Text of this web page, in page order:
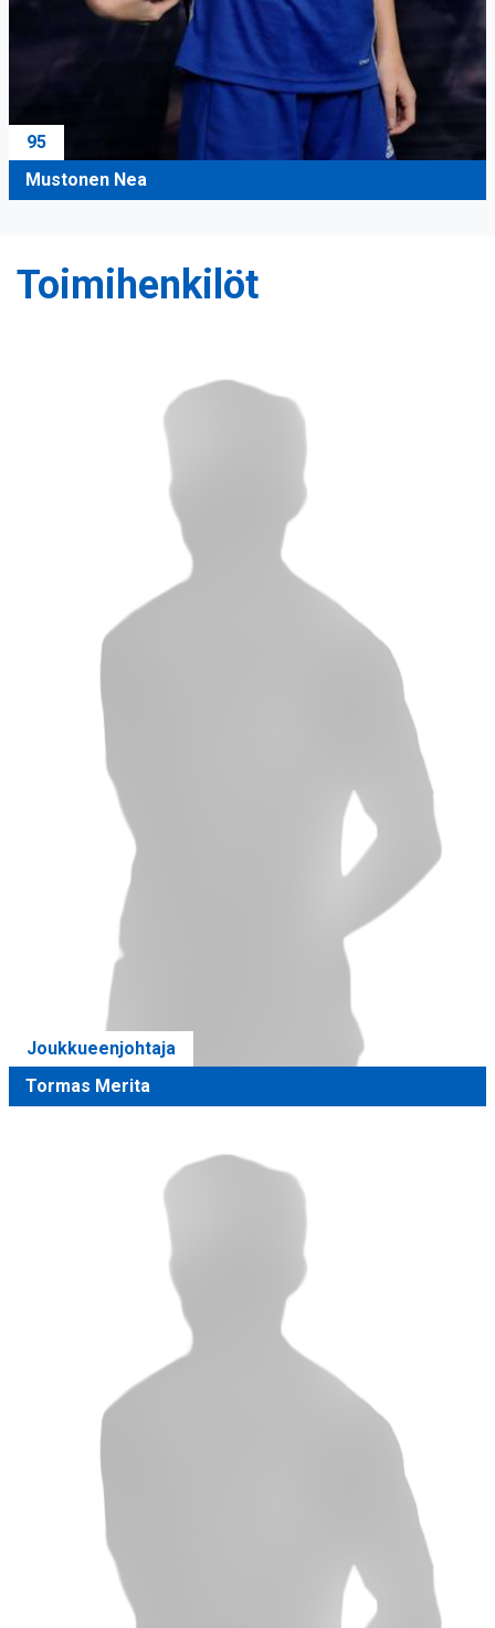
95
Mustonen Nea
Toimihenkilöt
Joukkueenjohtaja
Tormas Merita